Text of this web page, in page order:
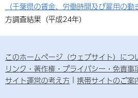
（千葉県の賃金、労働時間及び雇用の動
方調査結果（平成24年）
このホームページ（ウェブサイト）につ
リンク・著作権・プライバシー・免責事
サイト運営の考え方
携帯サイトのご案